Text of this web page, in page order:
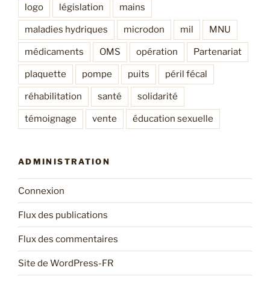
logo législation mains
maladies hydriques microdon mil MNU
médicaments OMS opération Partenariat
plaquette pompe puits péril fécal
réhabilitation santé solidarité
témoignage vente éducation sexuelle
ADMINISTRATION
Connexion
Flux des publications
Flux des commentaires
Site de WordPress-FR